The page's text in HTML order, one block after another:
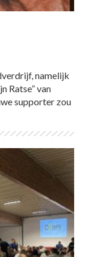
namelijk
Ratse” van
supporter zou